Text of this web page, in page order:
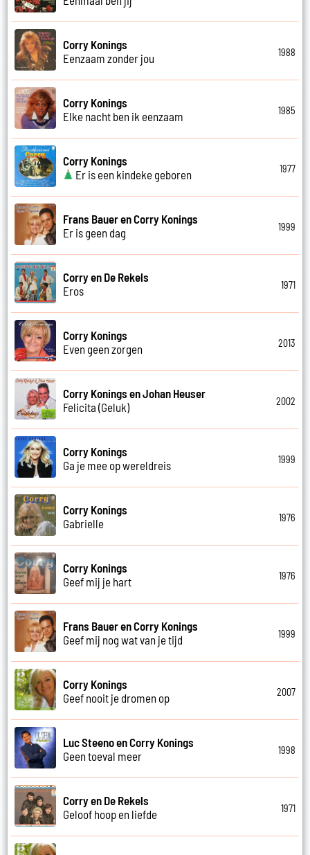
Corry Konings
Eenzaam zonder jou
1988
Corry Konings
Elke nacht ben ik eenzaam
1985
Corry Konings
Er is een kindeke geboren
1977
Frans Bauer en Corry Konings
Er is geen dag
1999
Corry en De Rekels
Eros
1971
Corry Konings
Even geen zorgen
2013
Corry Konings en Johan Heuser
Felicita (Geluk)
2002
Corry Konings
Ga je mee op wereldreis
1999
Corry Konings
Gabrielle
1976
Corry Konings
Geef mij je hart
1976
Frans Bauer en Corry Konings
Geef mij nog wat van je tijd
1999
Corry Konings
Geef nooit je dromen op
2007
Luc Steeno en Corry Konings
Geen toeval meer
1998
Corry en De Rekels
Geloof hoop en liefde
1971